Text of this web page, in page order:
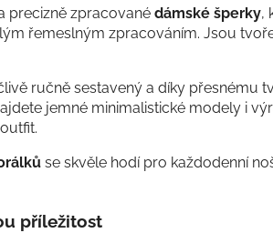
precizně zpracované dámské šperky,
řemeslným zpracováním. Jsou
ručně sestavený a díky přesnému
jemné minimalistické modely i
se skvěle hodí pro každodenní
příležitost